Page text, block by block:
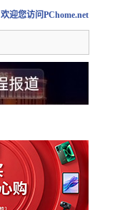
欢迎您访问PChome.net